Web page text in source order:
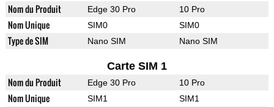
Nom du Produit Edge 30 Pro 10 Pro
Nom Unique SIM0 SIM0
Type de SIM Nano SIM Nano SIM
Carte SIM 1
Nom du Produit Edge 30 Pro 10 Pro
Nom Unique SIM1 SIM1